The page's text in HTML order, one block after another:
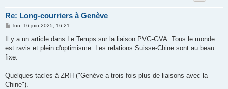
Re: Long-courriers à Genève
M
s
s
a
g
lun. 16 juin 2025, 16:21
Il y a un article dans Le Temps sur la liaison PVG-GVA. Tous le monde
est ravis et plein d'optimisme. Les relations Suisse-Chine sont au beau
fixe.
Quelques tacles à ZRH ("Genève a trois fois plus de liaisons avec la
Chine").